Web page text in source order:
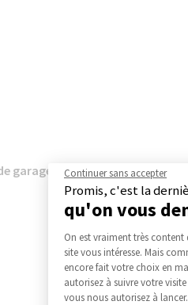
garage en bois à Cambr...
PLUS DE
Continuer sans accepter
Promis, c'est la
qu'on vous
Plateforme de
On est vraiment très
site vous intéresse. Mais
encore fait votre choix en
autorisez à suivre votre
vous nous autorisez à lancer.